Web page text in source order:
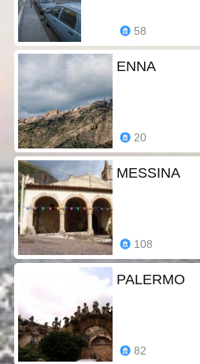
58
ENNA
20
MESSINA
108
PALERMO
82